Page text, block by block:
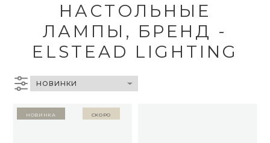
НАСТОЛЬНЫЕ
ЛАМПЫ, БРЕНД -
ELSTEAD LIGHTING
Новинка Скоро